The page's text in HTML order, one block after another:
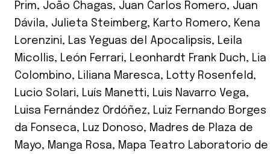
Prim, João Chagas, Juan Carlos Romero, Juan
Dávila, Julieta Steimberg, Karto Romero, Kena
Lorenzini, Las Yeguas del Apocalipsis, Leila
Micollis, León Ferrari, Leonhardt Frank Duch, Lia
Colombino, Liliana Maresca, Lotty Rosenfeld,
Lucio Solari, Luís Manetti, Luis Navarro Vega,
Luisa Fernández Ordóñez, Luiz Fernando Borges
da Fonseca, Luz Donoso, Madres de Plaza de
Mayo, Manga Rosa, Mapa Teatro Laboratorio de